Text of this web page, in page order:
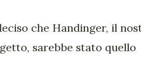
che Handinger, il
sarebbe stato quello